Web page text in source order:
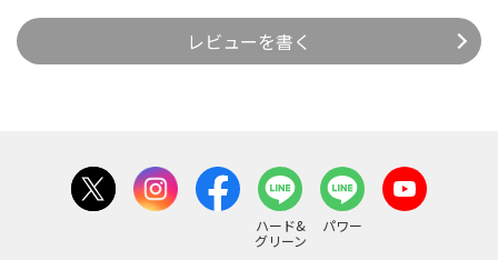
レビューを書く
ハード&
グリーン
パワー